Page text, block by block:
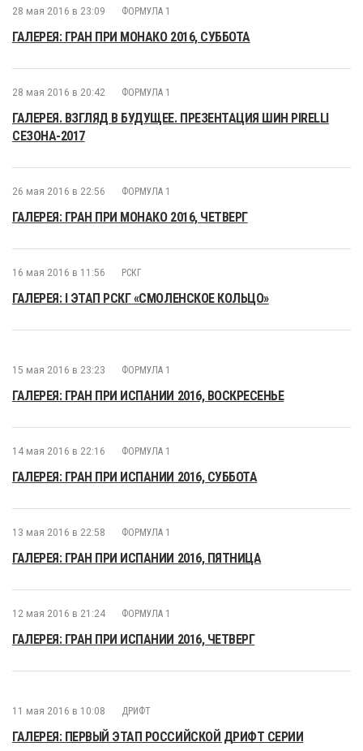
28 мая 2016 в 23:09 ФОРМУЛА 1
ГАЛЕРЕЯ: ГРАН ПРИ МОНАКО 2016, СУББОТА
28 мая 2016 в 20:42 ФОРМУЛА 1
ГАЛЕРЕЯ. ВЗГЛЯД В БУДУЩЕЕ. ПРЕЗЕНТАЦИЯ ШИН PIRELLI
СЕЗОНА-2017
26 мая 2016 в 22:56 ФОРМУЛА 1
ГАЛЕРЕЯ: ГРАН ПРИ МОНАКО 2016, ЧЕТВЕРГ
16 мая 2016 в 11:56 РСКГ
ГАЛЕРЕЯ: I ЭТАП РСКГ «СМОЛЕНСКОЕ КОЛЬЦО»
15 мая 2016 в 23:23 ФОРМУЛА 1
ГАЛЕРЕЯ: ГРАН ПРИ ИСПАНИИ 2016, ВОСКРЕСЕНЬЕ
14 мая 2016 в 22:16 ФОРМУЛА 1
ГАЛЕРЕЯ: ГРАН ПРИ ИСПАНИИ 2016, СУББОТА
13 мая 2016 в 22:58 ФОРМУЛА 1
ГАЛЕРЕЯ: ГРАН ПРИ ИСПАНИИ 2016, ПЯТНИЦА
12 мая 2016 в 21:24 ФОРМУЛА 1
ГАЛЕРЕЯ: ГРАН ПРИ ИСПАНИИ 2016, ЧЕТВЕРГ
11 мая 2016 в 10:08 ДРИФТ
ГАЛЕРЕЯ: ПЕРВЫЙ ЭТАП РОССИЙСКОЙ ДРИФТ СЕРИИ